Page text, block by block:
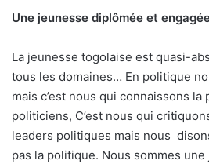
Une jeunesse diplômée et
La jeunesse togolaise est quasi-
tous les domaines… En politique
mais c’est nous qui connaissons
politiciens, C’est nous qui
leaders politiques mais nous
pas la politique. Nous sommes